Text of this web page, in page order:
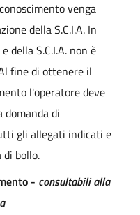
venga
della S.C.I.A. In
della S.C.I.A. non è
fine di ottenere il
l'operatore deve
domanda di
gli allegati indicati e
di bollo.
- consultabili alla